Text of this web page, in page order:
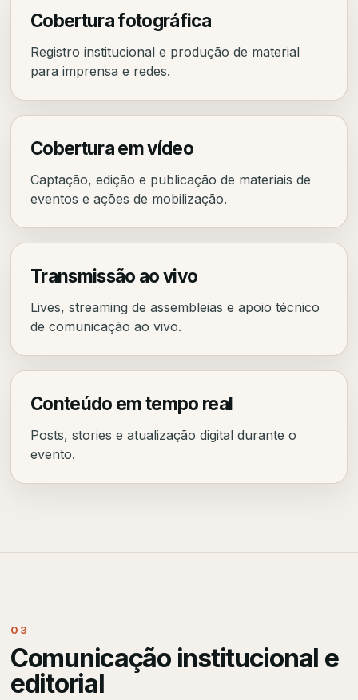
Cobertura fotográfica
Registro institucional e produção de material
para imprensa e redes.
Cobertura em vídeo
Captação, edição e publicação de materiais de
eventos e ações de mobilização.
Transmissão ao vivo
Lives, streaming de assembleias e apoio técnico
de comunicação ao vivo.
Conteúdo em tempo real
Posts, stories e atualização digital durante o
evento.
03
Comunicação institucional e
editorial